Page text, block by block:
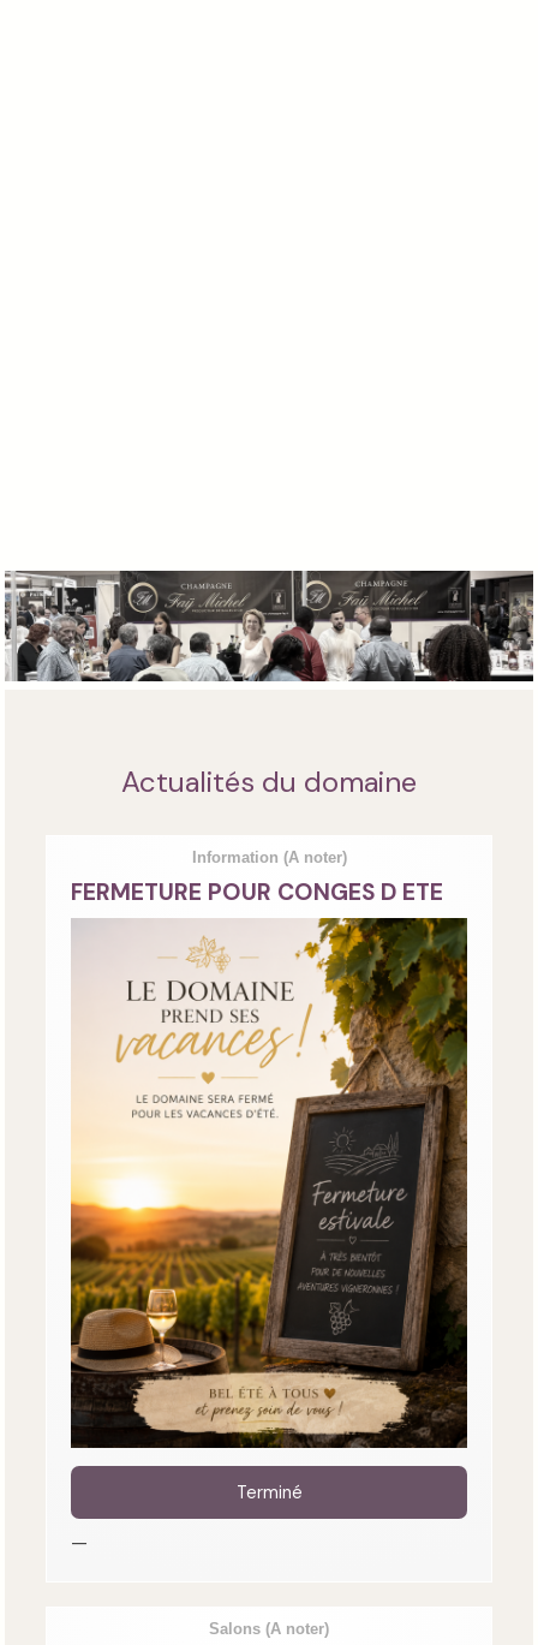
Actualités du domaine
Information (A noter)
FERMETURE POUR CONGES D ETE
Terminé
—
Salons (A noter)